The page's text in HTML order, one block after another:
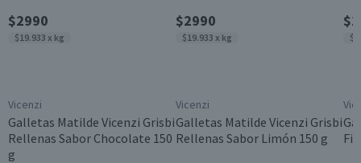
$2990
$19.933 x kg
Vicenzi
Galletas Matilde Vicenzi Grisbi
Rellenas Sabor Chocolate 150
g
$2990
$19.933 x kg
Vicenzi
Galletas Matilde Vicenzi Grisbi
Rellenas Sabor Limón 150 g